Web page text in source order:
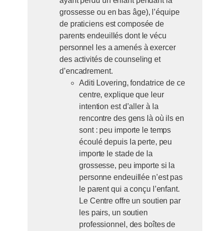
grossesse ou en bas âge), l’équipe
de praticiens est composée de
parents endeuillés dont le vécu
personnel les a amenés à exercer
des activités de counseling et
d’encadrement.
Aditi Lovering, fondatrice de ce
centre, explique que leur
intention est d’aller à la
rencontre des gens là où ils en
sont : peu importe le temps
écoulé depuis la perte, peu
importe le stade de la
grossesse, peu importe si la
personne endeuillée n’est pas
le parent qui a conçu l’enfant.
Le Centre offre un soutien par
les pairs, un soutien
professionnel, des boîtes de